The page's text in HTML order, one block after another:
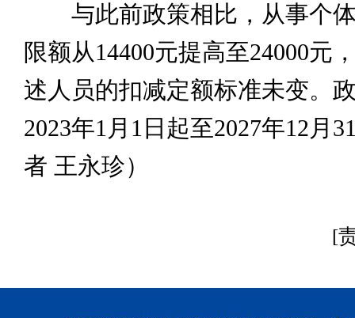
与此前政策相比，从事个体
限额从14400元提高至24000元
述人员的扣减定额标准未变。
2023年1月1日起至2027年12月
者 王永珍）
[